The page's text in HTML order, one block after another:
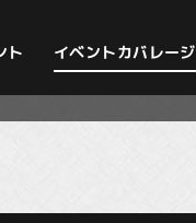
ト イベントカバレージ